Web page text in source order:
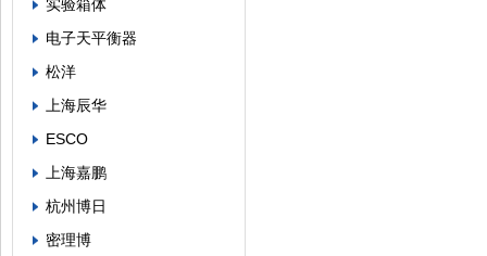
实验箱体
电子天平衡器
松洋
上海辰华
ESCO
上海嘉鹏
杭州博日
密理博